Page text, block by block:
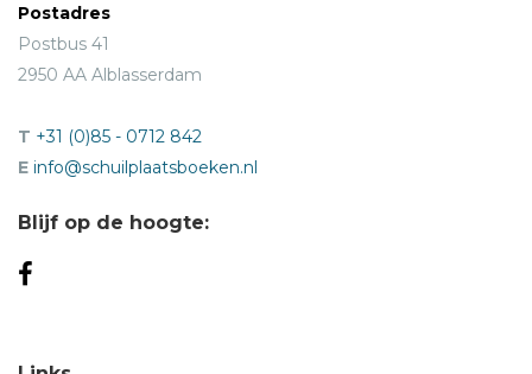
Postadres
Postbus 41
2950 AA Alblasserdam
T +31 (0)85 - 0712 842
E info@schuilplaatsboeken.nl
Blijf op de hoogte: